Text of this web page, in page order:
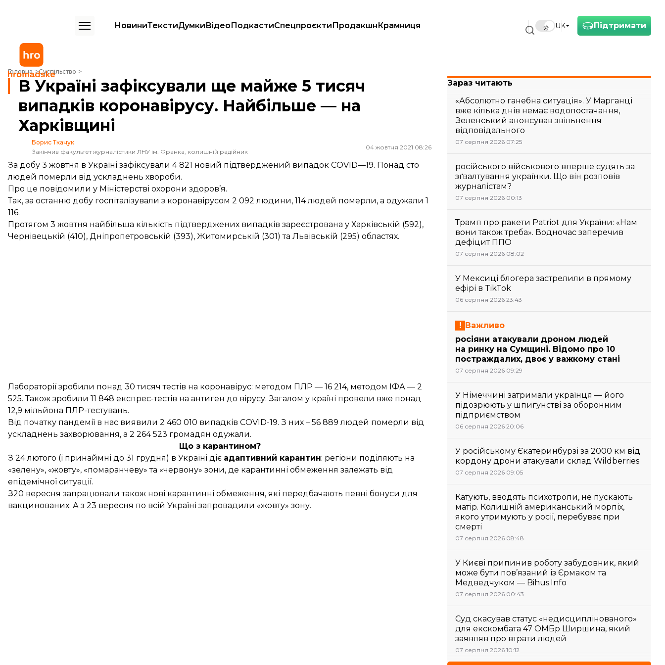
Підтримати
UK
НовиниТекстиДумкиВідеоПодкастиСпецпроєктиПродакшнКрамниця
Головна Суспільство
В Україні зафіксували ще майже 5 тисяч випадків коронавірусу. Найбільше — на Харківщині
В Україні зафіксували ще майже 5 тисяч
випадків коронавірусу. Найбільше — на
Харківщині
Борис Ткачук
Закінчив факультет журналістики ЛНУ ім. Франка, колишній радійник
04 жовтня 2021 08:26
За добу 3 жовтня в Україні зафіксували 4 821 новий підтверджений випадок COVID—19. Понад сто
людей померли від ускладнень хвороби.
Про це повідомили у Міністерстві охорони здоров’я.
Так, за останню добу госпіталізували з коронавірусом 2 092 людини, 114 людей померли, а одужали 1
116.
Протягом 3 жовтня найбільша кількість підтверджених випадків зареєстрована у Харківській (592),
Чернівецькій (410), Дніпропетровській (393), Житомирській (301) та Львівській (295) областях.
Лабораторії зробили понад 30 тисяч тестів на коронавірус: методом ПЛР — 16 214, методом ІФА — 2
525. Також зробили 11 848 експрес-тестів на антиген до вірусу. Загалом у країні провели вже понад
12,9 мільйона ПЛР-тестувань.
Від початку пандемії в нас виявили 2 460 010 випадків COVID-19. З них – 56 889 людей померли від
ускладнень захворювання, а 2 264 523 громадян одужали.
Що з карантином?
З 24 лютого (і принаймні до 31 грудня) в Україні діє адаптивний карантин: регіони поділяють на
«зелену», «жовту», «помаранчеву» та «червону» зони, де карантинні обмеження залежать від
епідемічної ситуації.
З20 вересня запрацювали також нові карантинні обмеження, які передбачають певні бонуси для
вакцинованих. А з 23 вересня по всій Україні запровадили «жовту» зону.
Зараз читають
«Абсолютно ганебна ситуація». У Марганці
вже кілька днів немає водопостачання,
Зеленський анонсував звільнення
відповідального
07 серпня 2026 07:25
російського військового вперше судять за
зґвалтування українки. Що він розповів
журналістам?
07 серпня 2026 00:13
Трамп про ракети Patriot для України: «Нам
вони також треба». Водночас заперечив
дефіцит ППО
07 серпня 2026 08:02
У Мексиці блогера застрелили в прямому
ефірі в TikTok
06 серпня 2026 23:43
Важливо
росіяни атакували дроном людей
на ринку на Сумщині. Відомо про 10
постраждалих, двоє у важкому стані
07 серпня 2026 09:29
У Німеччині затримали українця — його
підозрюють у шпигунстві за оборонним
підприємством
06 серпня 2026 20:06
У російському Єкатеринбурзі за 2000 км від
кордону дрони атакували склад Wildberries
07 серпня 2026 09:05
Катують, вводять психотропи, не пускають
матір. Колишній американський морпіх,
якого утримують у росії, перебуває при
смерті
07 серпня 2026 08:48
У Києві припинив роботу забудовник, який
може бути пов’язаний із Єрмаком та
Медведчуком — Bihus.Info
07 серпня 2026 00:43
Суд скасував статус «недисциплінованого»
для екскомбата 47 ОМБр Ширшина, який
заявляв про втрати людей
07 серпня 2026 10:12